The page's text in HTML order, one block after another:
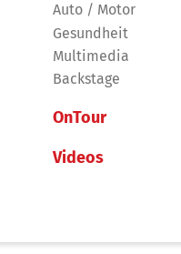
Auto / Motor
Gesundheit
Multimedia
Backstage
OnTour
Videos